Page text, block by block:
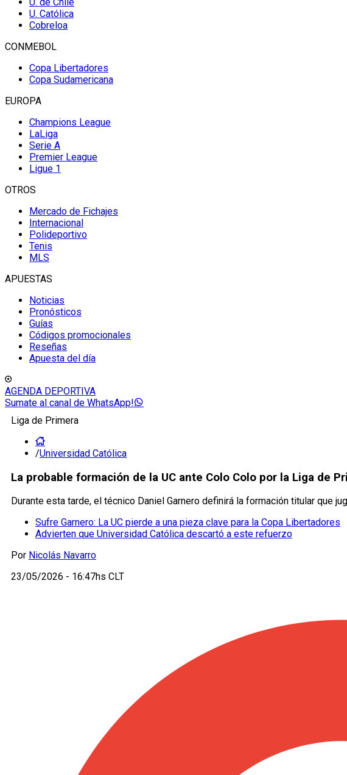
U. Católica
Cobreloa
CONMEBOL
Copa Libertadores
Copa Sudamericana
EUROPA
Champions League
LaLiga
Serie A
Premier League
Ligue 1
OTROS
Mercado de Fichajes
Internacional
Polideportivo
Tenis
MLS
APUESTAS
Noticias
Pronósticos
Guías
Códigos promocionales
Reseñas
Apuesta del día
AGENDA DEPORTIVA
Sumate al canal de WhatsApp!
Liga de Primera
/Universidad Católica
La probable formación de la UC ante Colo Colo por la Liga de
Durante esta tarde, el técnico Daniel Garnero definirá la formación titular que
Sufre Garnero: La UC pierde a una pieza clave para la Copa Libertadores
Advierten que Universidad Católica descartó a este refuerzo
Por Nicolás Navarro
23/05/2026 - 16:47hs CLT